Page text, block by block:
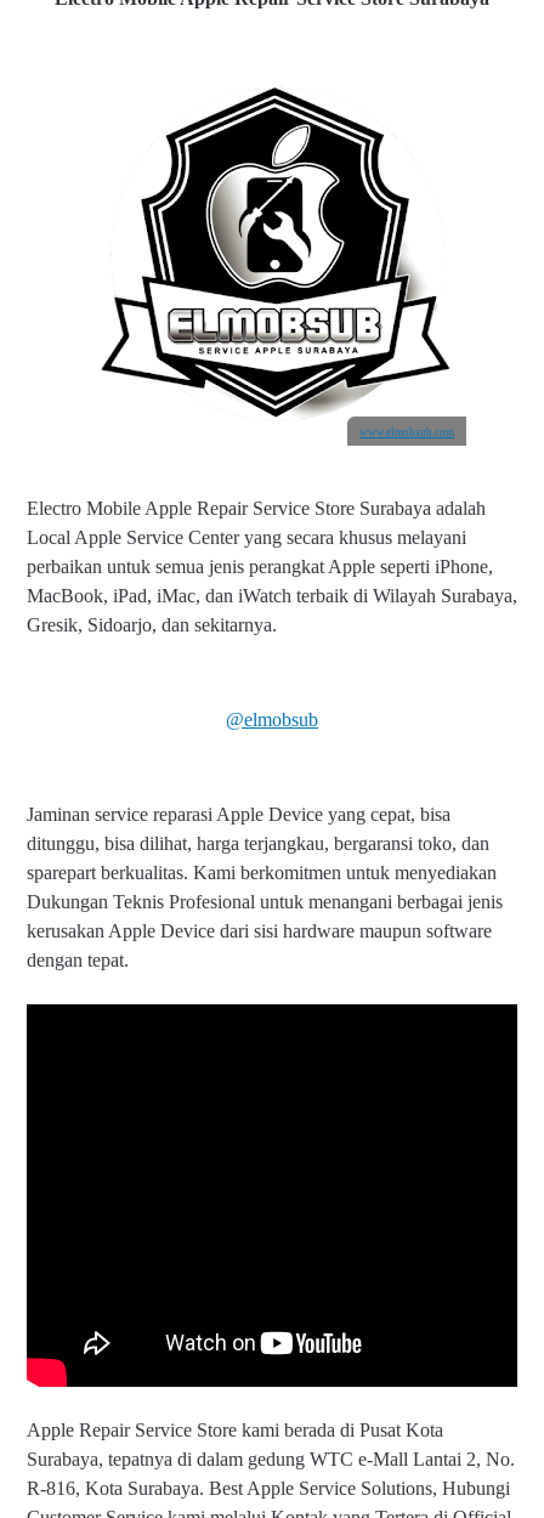
www.elmobsub.com
Electro Mobile Apple Repair Service Store Surabaya adalah
Local Apple Service Center yang secara khusus melayani
perbaikan untuk semua jenis perangkat Apple seperti iPhone,
MacBook, iPad, iMac, dan iWatch terbaik di Wilayah Surabaya,
Gresik, Sidoarjo, dan sekitarnya.
@elmobsub
Jaminan service reparasi Apple Device yang cepat, bisa
ditunggu, bisa dilihat, harga terjangkau, bergaransi toko, dan
sparepart berkualitas. Kami berkomitmen untuk menyediakan
Dukungan Teknis Profesional untuk menangani berbagai jenis
kerusakan Apple Device dari sisi hardware maupun software
dengan tepat.
Apple Repair Service Store kami berada di Pusat Kota
Surabaya, tepatnya di dalam gedung WTC e-Mall Lantai 2, No.
R-816, Kota Surabaya. Best Apple Service Solutions, Hubungi